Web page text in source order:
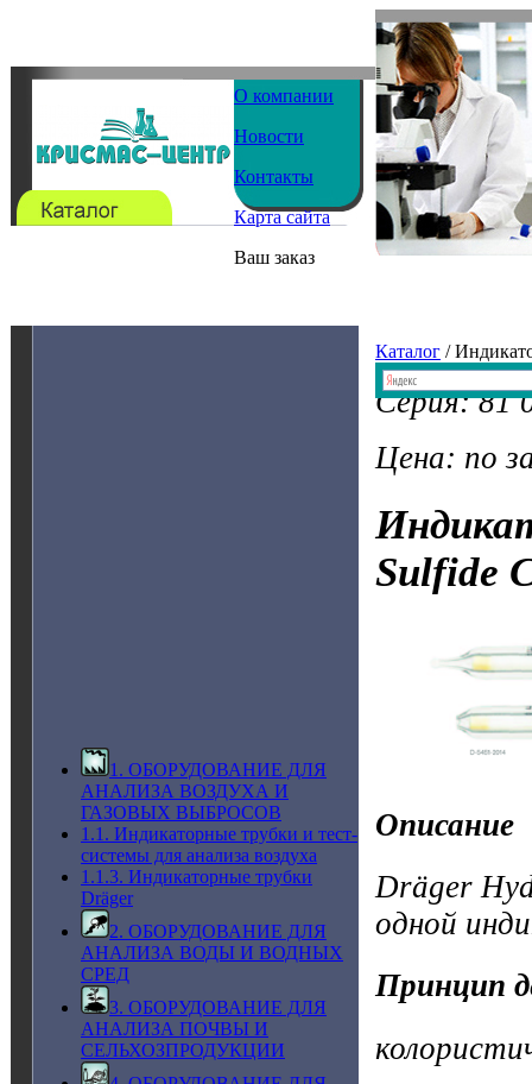
О компании
Новости
Контакты
Карта сайта
Ваш заказ
1. ОБОРУДОВАНИЕ ДЛЯ
АНАЛИЗА ВОЗДУХА И
ГАЗОВЫХ ВЫБРОСОВ
1.1. Индикаторные трубки и тест-
системы для анализа воздуха
1.1.3. Индикаторные трубки
Dräger
2. ОБОРУДОВАНИЕ ДЛЯ
АНАЛИЗА ВОДЫ И ВОДНЫХ
СРЕД
3. ОБОРУДОВАНИЕ ДЛЯ
АНАЛИЗА ПОЧВЫ И
СЕЛЬХОЗПРОДУКЦИИ
Каталог /
Серия: 81
Цена: по
Sulfide
Описание
Dräger
одной
Принцип